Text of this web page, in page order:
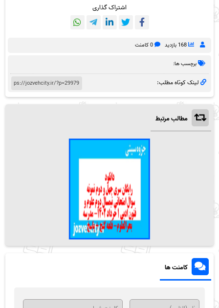
اشتراک گذاری
168 بازدید 0 کامنت
برچسب ها:
لینک کوتاه مطلب:
مطالب مرتبط
کامنت ها